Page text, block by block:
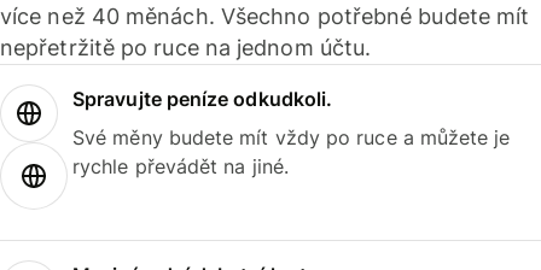
více než 40 měnách. Všechno potřebné budete mít
nepřetržitě po ruce na jednom účtu.
Spravujte peníze odkudkoli.
Své měny budete mít vždy po ruce a můžete je
rychle převádět na jiné.